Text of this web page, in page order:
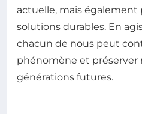
actuelle, mais
solutions durables. En
chacun de nous peut
phénomène et préserver
générations futures.